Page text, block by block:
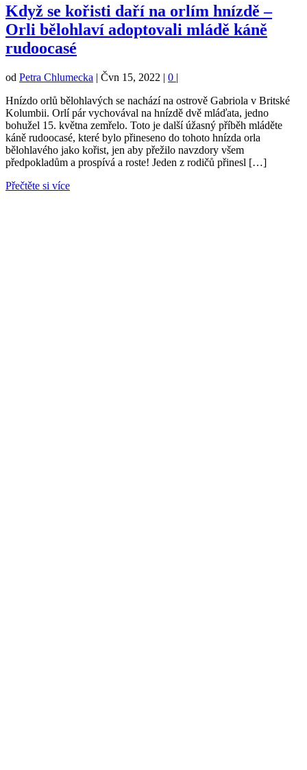
Když se kořisti daří na orlím hnízdě –
Orli bělohlaví adoptovali mládě káně
rudoocasé
od Petra Chlumecka | Čvn 15, 2022 | 0 |
Hnízdo orlů bělohlavých se nachází na ostrově Gabriola v Britské
Kolumbii. Orlí pár vychovával na hnízdě dvě mláďata, jedno
bohužel 15. května zemřelo. Toto je další úžasný příběh mláděte
káně rudoocasé, které bylo přineseno do tohoto hnízda orla
bělohlavého jako kořist, jen aby přežilo navzdory všem
předpokladům a prospívá a roste! Jeden z rodičů přinesl […]
Přečtěte si více